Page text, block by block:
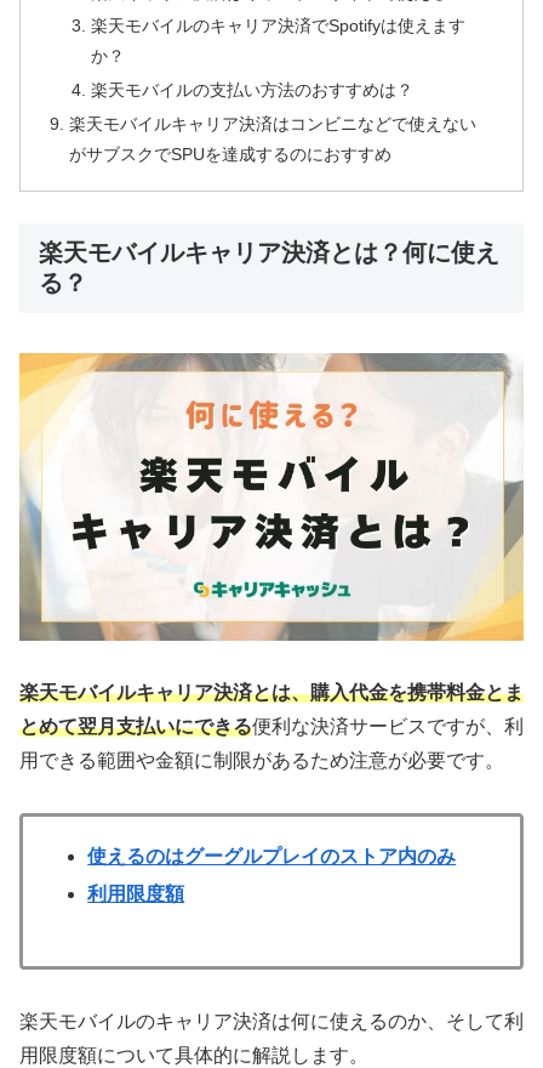
楽天モバイルのキャリア決済でSpotifyは使えます
か？
楽天モバイルの支払い方法のおすすめは？
楽天モバイルキャリア決済はコンビニなどで使えない
がサブスクでSPUを達成するのにおすすめ
楽天モバイルキャリア決済とは？何に使え
る？
楽天モバイルキャリア決済とは、購入代金を携帯料金とま
とめて翌月支払いにできる便利な決済サービスですが、利
用できる範囲や金額に制限があるため注意が必要です。
使えるのはグーグルプレイのストア内のみ
利用限度額
楽天モバイルのキャリア決済は何に使えるのか、そして利
用限度額について具体的に解説します。